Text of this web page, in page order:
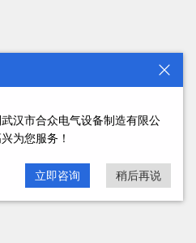
汉市合众电气设备制造有限公
为您服务！
立即咨询 稍后再说